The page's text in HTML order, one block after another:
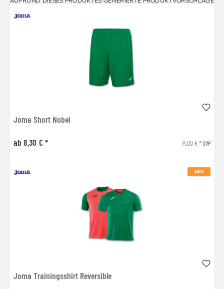
Joma Short Nobel
ab 8,30 € * 14,00 € *UVP
SALE
Joma Trainingsshirt Reversible